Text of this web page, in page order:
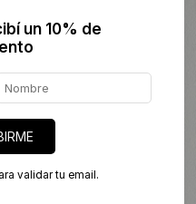
un 10% de
validar tu email.